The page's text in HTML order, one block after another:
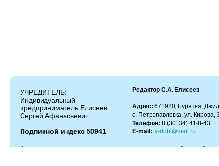
УЧРЕДИТЕЛЬ:
Индивидуальный
предприниматель Елисеев
Сергей Афанасьевич
Подписной индекс 50941
Редактор С.А. Елисеев
Адрес: 671920, Бурятия,
с. Петропавловка, ул. Кирова,
Телефон: 8 (30134) 41-8-43
E-mail: tv-dubl@mail.ru
Копирование и цитирование материалов разрешено только с работающей